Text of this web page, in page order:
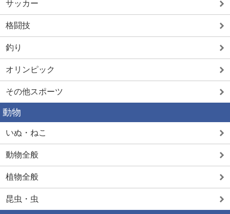
サッカー
格闘技
釣り
オリンピック
その他スポーツ
動物
いぬ・ねこ
動物全般
植物全般
昆虫・虫